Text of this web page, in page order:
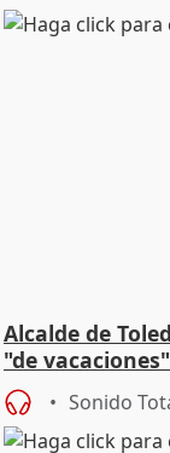
Alcalde de
"de
Sonido